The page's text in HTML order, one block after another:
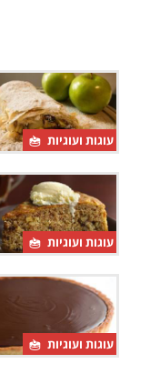
עוגות ועוגיות
עוגות ועוגיות
עוגות ועוגיות